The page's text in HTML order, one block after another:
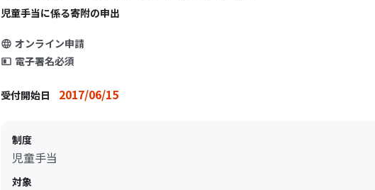
児童手当に係る寄附の申出
オンライン申請
電子署名必須
受付開始日 2017/06/15
制度
児童手当
対象